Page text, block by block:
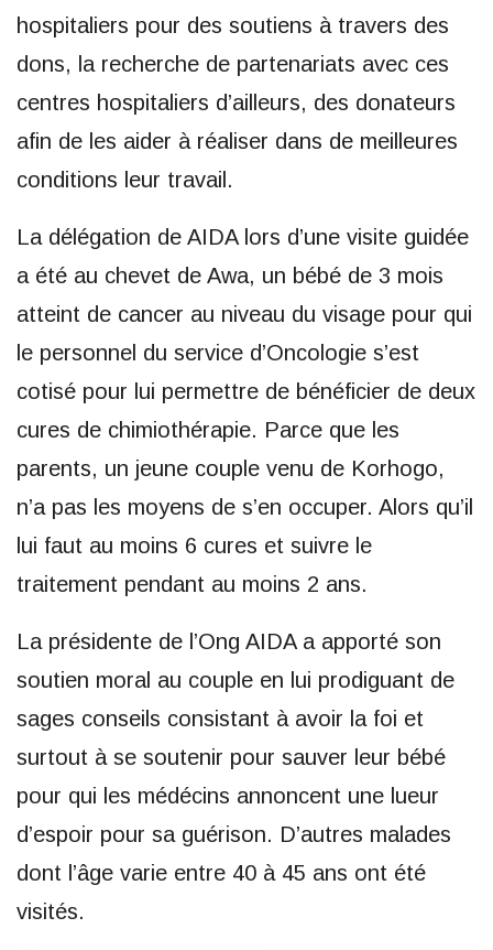
hospitaliers pour des soutiens à travers des
dons, la recherche de partenariats avec ces
centres hospitaliers d’ailleurs, des donateurs
afin de les aider à réaliser dans de meilleures
conditions leur travail.
La délégation de AIDA lors d’une visite guidée
a été au chevet de Awa, un bébé de 3 mois
atteint de cancer au niveau du visage pour qui
le personnel du service d’Oncologie s’est
cotisé pour lui permettre de bénéficier de deux
cures de chimiothérapie. Parce que les
parents, un jeune couple venu de Korhogo,
n’a pas les moyens de s’en occuper. Alors qu’il
lui faut au moins 6 cures et suivre le
traitement pendant au moins 2 ans.
La présidente de l’Ong AIDA a apporté son
soutien moral au couple en lui prodiguant de
sages conseils consistant à avoir la foi et
surtout à se soutenir pour sauver leur bébé
pour qui les médécins annoncent une lueur
d’espoir pour sa guérison. D’autres malades
dont l’âge varie entre 40 à 45 ans ont été
visités.